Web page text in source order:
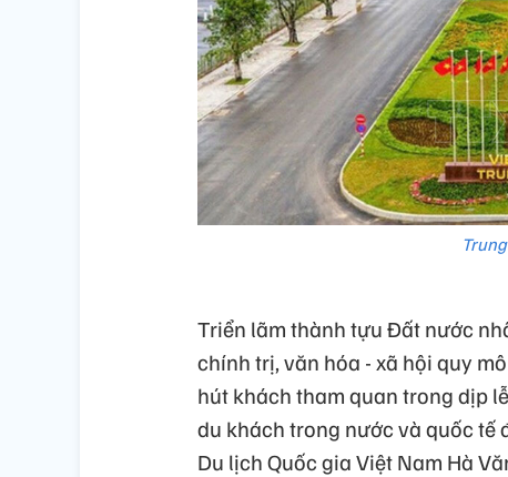
Triển lãm thành tựu Đất nước
chính trị, văn hóa - xã hội quy
hút khách tham quan trong dịp
du khách trong nước và quốc tế
Du lịch Quốc gia Việt Nam Hà